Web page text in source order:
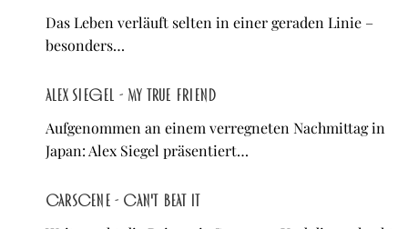
Das Leben verläuft selten in einer geraden Linie –
besonders…
Alex Siegel - My True Friend
Aufgenommen an einem verregneten Nachmittag in
Japan: Alex Siegel präsentiert…
Carscene - Can't Beat It